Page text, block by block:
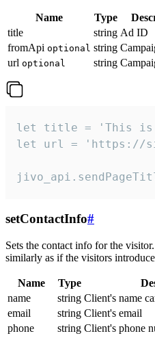
Name Type
title
string Ad ID
fromApi optional string
url optional string
let title = 'This is
let url = 'https://
setContactInfo#
Sets the contact info for the
similarly as if the visitors
Name Type
name
string Client's name
email
string Client's email
phone
string Client's phone